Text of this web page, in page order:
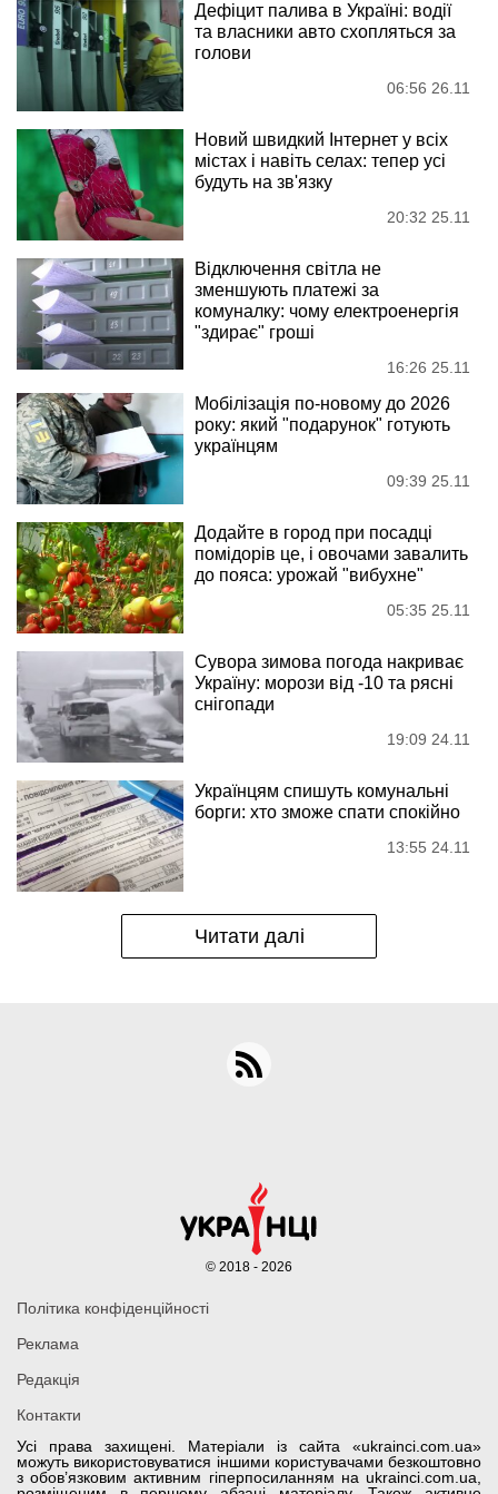
Дефіцит палива в Україні: водії
та власники авто схопляться за
голови
06:56 26.11
Новий швидкий Інтернет у всіх
містах і навіть селах: тепер усі
будуть на зв'язку
20:32 25.11
Відключення світла не
зменшують платежі за
комуналку: чому електроенергія
"здирає" гроші
16:26 25.11
Мобілізація по-новому до 2026
року: який "подарунок" готують
українцям
09:39 25.11
Додайте в город при посадці
помідорів це, і овочами завалить
до пояса: урожай "вибухне"
05:35 25.11
Сувора зимова погода накриває
Україну: морози від -10 та рясні
снігопади
19:09 24.11
Українцям спишуть комунальні
борги: хто зможе спати спокійно
13:55 24.11
Читати далі
Усі права захищені. Матеріали із сайта «ukrainci.com.ua»
можуть використовуватися іншими користувачами безкоштовно
з обов’язковим активним гіперпосиланням на ukrainci.com.ua,
Політика конфіденційності
Реклама
Редакція
Контакти
© 2018 - 2026